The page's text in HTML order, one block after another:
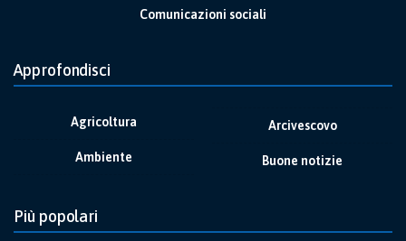
Comunicazioni sociali
Approfondisci
Agricoltura
Ambiente
Arcivescovo
Buone notizie
Più popolari